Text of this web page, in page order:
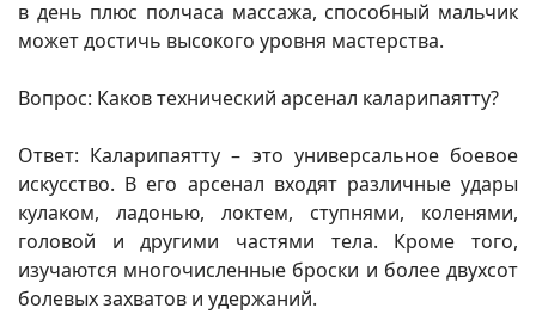
в день плюс полчаса массажа, способный мальчик
может достичь высокого уровня мастерства.
Вопрос: Каков технический арсенал каларипаятту?
Ответ: Каларипаятту – это универсальное боевое
искусство. В его арсенал входят различные удары
кулаком, ладонью, локтем, ступнями, коленями,
головой и другими частями тела. Кроме того,
изучаются многочисленные броски и более двухсот
болевых захватов и удержаний.